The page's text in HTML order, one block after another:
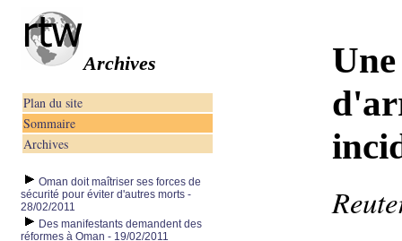
Archives
Plan du site
Sommaire
Archives
Oman doit maîtriser ses forces de
sécurité pour éviter d'autres morts -
28/02/2011
Des manifestants demandent des
réformes à Oman - 19/02/2011